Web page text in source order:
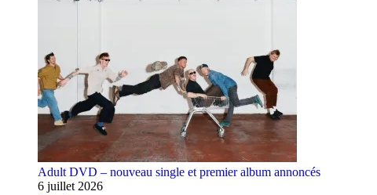
Adult DVD – nouveau single et premier album annoncés
6 juillet 2026